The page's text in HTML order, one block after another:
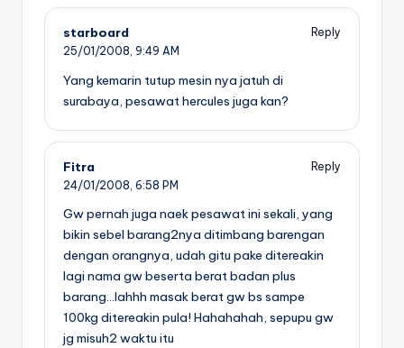
starboard
Reply
25/01/2008, 9:49 AM
Yang kemarin tutup mesin nya jatuh di
surabaya, pesawat hercules juga kan?
Fitra
Reply
24/01/2008, 6:58 PM
Gw pernah juga naek pesawat ini sekali, yang
bikin sebel barang2nya ditimbang barengan
dengan orangnya, udah gitu pake ditereakin
lagi nama gw beserta berat badan plus
barang…lahhh masak berat gw bs sampe
100kg ditereakin pula! Hahahahah, sepupu gw
jg misuh2 waktu itu